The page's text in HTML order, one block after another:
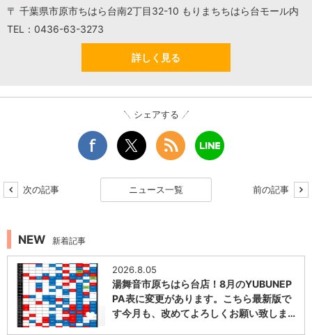
〒 千葉県市原市ちはら台南2丁目32-10 もりまちちはら台モール内
TEL：0436-63-3273
詳しく見る
シェアする
次の記事 ニュース一覧 前の記事
NEW 新着記事
1
2026.8.05
湯舞音市原ちはら台店！8月のYUBUNEP
PA表に変更があります。こちら最新版で
す今月も、改めてよろしくお願い致しま…